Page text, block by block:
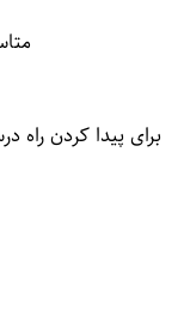
برای پیدا کردن